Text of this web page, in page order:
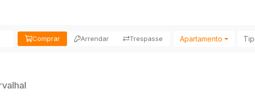
Comprar Arrendar Trespasse Apartamento